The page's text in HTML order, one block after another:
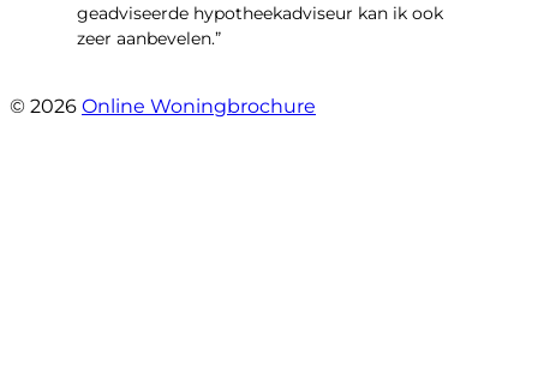
geadviseerde hypotheekadviseur kan ik ook
zeer aanbevelen.”
© 2026 Online Woningbrochure